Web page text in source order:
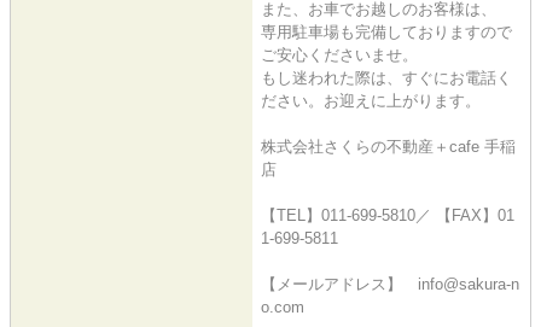
また、お車でお越しのお客様は、
専用駐車場も完備しておりますので
ご安心くださいませ。
もし迷われた際は、すぐにお電話く
ださい。お迎えに上がります。
株式会社さくらの不動産＋cafe 手稲
店
【TEL】011-699-5810／ 【FAX】01
1-699-5811
【メールアドレス】 info@sakura-n
o.com